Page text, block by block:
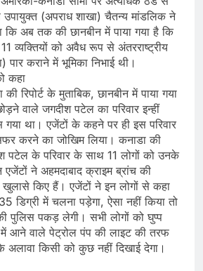
उपायुक्त (अपराध शाखा) चैतन्य मांडलिक ने
कि अब तक की छानबीन में पाया गया है कि
व्यक्तियों को अवैध रूप से अंतरराष्ट्रीय
पार कराने में भूमिका निभाई थी।
कहा
रिपोर्ट के मुताबिक, छानबीन में पाया गया
वाले जगदीश पटेल का परिवार इन्हीं
था। एजेंटों के कहने पर ही इस परिवार
करने का जोखिम लिया। कनाडा की
पटेल के परिवार के साथ 11 लोगों को उनके
ने अहमदाबाद क्राइम ब्रांच की
किए हैं। एजेंटों ने इन लोगों से कहा
डिग्री में चलना पड़ेगा, ऐसा नहीं किया तो
पुलिस पकड़ लेगी। सभी लोगों को घुप्प
में आने वाले पेट्रोल पंप की लाइट की तरफ
अलावा किसी को कुछ नहीं दिखाई देगा।